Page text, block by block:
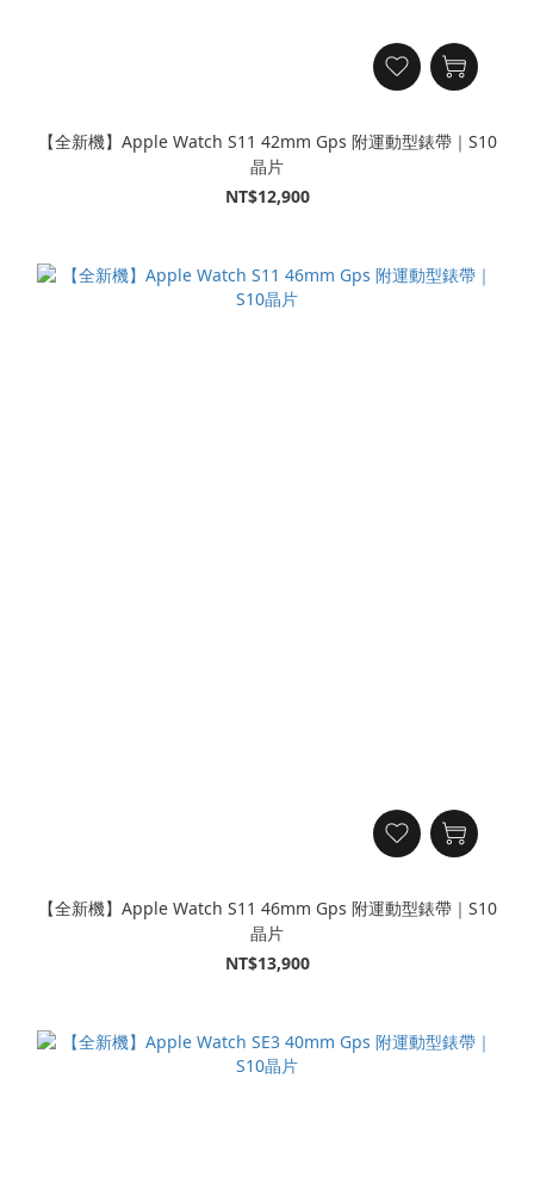
【全新機】Apple Watch S11 42mm Gps 附運動型錶帶｜S10
晶片
NT$12,900
【全新機】Apple Watch S11 46mm Gps 附運動型錶帶｜S10
晶片
NT$13,900